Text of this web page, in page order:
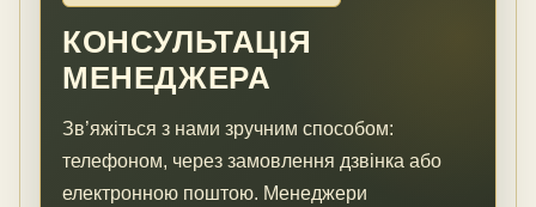
КОНСУЛЬТАЦІЯ
МЕНЕДЖЕРА
Зв’яжіться з нами зручним способом:
телефоном, через замовлення дзвінка або
електронною поштою. Менеджери